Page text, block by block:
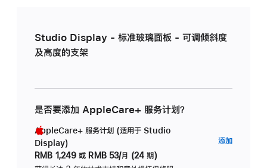
Studio Display - 标准玻璃面板 - 可调倾斜度
及高度的支架
是否要添加 AppleCare+ 服务计划？
AppleCare+ 服务计划 (适用于 Studio
Display)
RMB 1,249 或 RMB 53/月 (24 期)
添加